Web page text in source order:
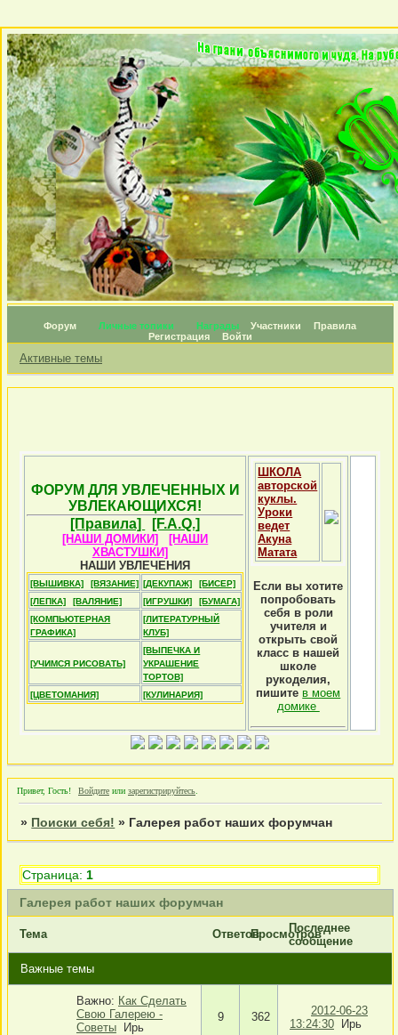
Форум Личные топики Награды Участники
Правила
Регистрация
Войти
Активные темы
ФОРУМ ДЛЯ УВЛЕЧЕННЫХ И
УВЛЕКАЮЩИХСЯ!
[Правила]
[F.A.Q.]
[НАШИ ДОМИКИ]
[НАШИ
ХВАСТУШКИ]
НАШИ УВЛЕЧЕНИЯ
[ВЫШИВКА] [ВЯЗАНИЕ] [ДЕКУПАЖ]
[БИСЕР]
[ЛЕПКА]
[ВАЛЯНИЕ] [ИГРУШКИ]
[БУМАГА]
[КОМПЬЮТЕРНАЯ
ГРАФИКА]
[ЛИТЕРАТУРНЫЙ
КЛУБ]
[УЧИМСЯ РИСОВАТЬ]
[ВЫПЕЧКА И
УКРАШЕНИЕ
ТОРТОВ]
[ЦВЕТОМАНИЯ]
[КУЛИНАРИЯ]
ШКОЛА
авторской
куклы.
Уроки
ведет
Акуна
Матата
Если вы хотите
попробовать
себя в роли
учителя и
открыть свой
класс в нашей
школе
рукоделия,
пишите в моем
домике
Привет, Гость! Войдите или зарегистрируйтесь
» Поиски себя! » Галерея работ наших форумчан
Галерея работ наших форумчан
Страница: 1
Тема ОтветовПросмотровПоследнее
сообщение
Важные темы
Важно: Как Сделать
Свою Галерею -
Советы
Ирь
9 362
2012-06-23
13:24:30
Ирь